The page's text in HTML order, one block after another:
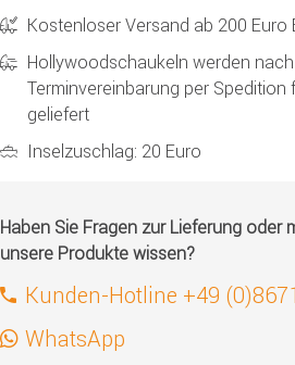
Kostenloser Versand ab 200 Euro
Hollywoodschaukeln werden
Terminvereinbarung per Spedition
geliefert
Inselzuschlag: 20 Euro
Haben Sie Fragen zur Lieferung oder
unsere Produkte wissen?
Kunden-Hotline +49
WhatsApp